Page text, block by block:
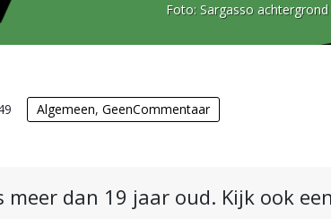
Foto: Sargasso
Algemeen, GeenCommentaar
meer dan 19 jaar oud. Kijk ook